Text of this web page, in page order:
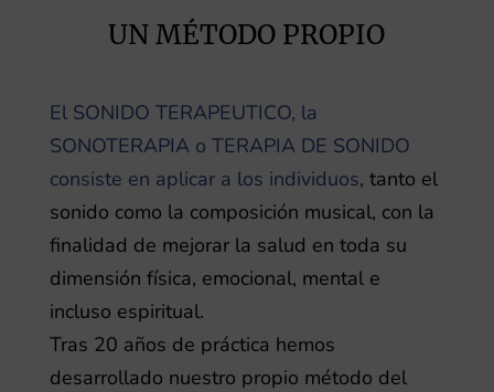
UN MÉTODO PROPIO
El SONIDO TERAPEUTICO, la
SONOTERAPIA o TERAPIA DE SONIDO
consiste en aplicar a los individuos, tanto el
sonido como la composición musical, con la
finalidad de mejorar la salud en toda su
dimensión física, emocional, mental e
incluso espiritual.
Tras 20 años de práctica hemos
desarrollado nuestro propio método del